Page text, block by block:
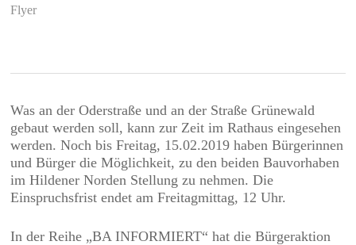
Flyer
Was an der Oderstraße und an der Straße Grünewald
gebaut werden soll, kann zur Zeit im Rathaus eingesehen
werden. Noch bis Freitag, 15.02.2019 haben Bürgerinnen
und Bürger die Möglichkeit, zu den beiden Bauvorhaben
im Hildener Norden Stellung zu nehmen. Die
Einspruchsfrist endet am Freitagmittag, 12 Uhr.
In der Reihe „BA INFORMIERT“ hat die Bürgeraktion